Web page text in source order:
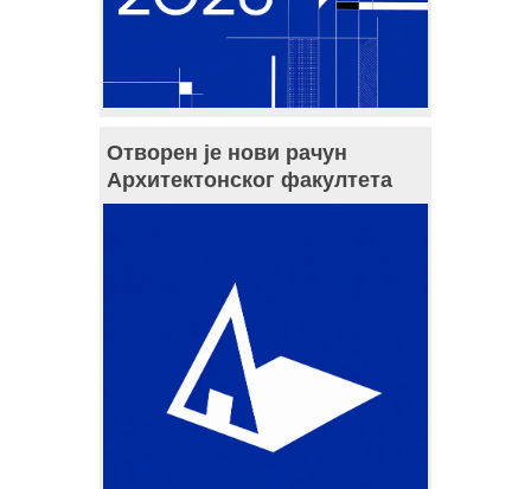
Отворен је нови рачун
Архитектонског факултета